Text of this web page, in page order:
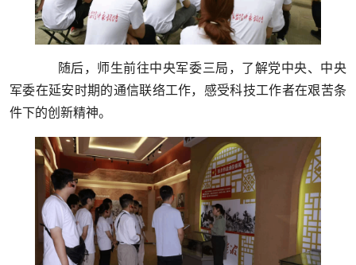
随后，师生前往中央军委三局，了解党中央、中央
军委在延安时期的通信联络工作，感受科技工作者在艰苦条
件下的创新精神。